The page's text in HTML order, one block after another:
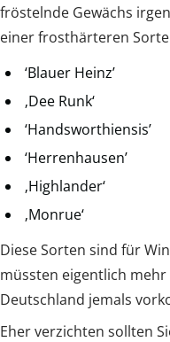
fröstelnde Gewächs
einer frosthärteren
‘Blauer Heinz’
‚Dee Runk‘
‘Handsworthiensis’
‘Herrenhausen’
‚Highlander‘
‚Monrue‘
Diese Sorten sind für
müssten eigentlich
Deutschland jemals
Eher verzichten sollten